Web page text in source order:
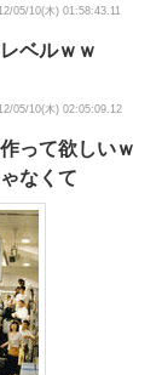
05/10(木) 01:58:43.11
ベルｗｗ
05/10(木) 02:05:09.12
って欲しいｗ
なくて